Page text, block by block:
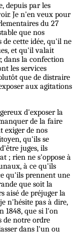
depuis par les
Je n'en veux pour
du 27
que nos
de cette idée, qu'il ne
et qu'il valait
dans la confection
les services
que de distraire
aux agitations
d'exposer la
de la faire
exiger de nos
qu'ils se
juges, ils
; rien ne s'oppose à
à ce qu'ils
qu'ils prennent une
que soit la
aisé de préjuger la
n'hésite pas à dire,
1848, que si l'on
de notre ordre
dans l'un ou